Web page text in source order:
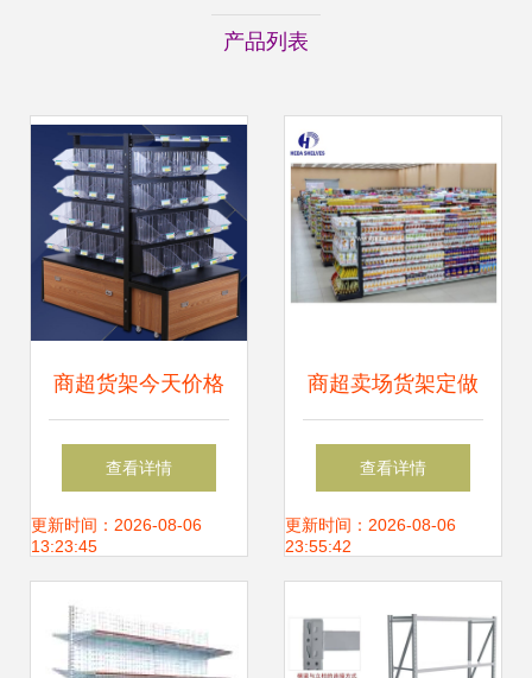
产品列表
商超货架今天价格
行情查询-尺寸式样
可选颜色货架
查看详情
更新时间：2026-08-06
13:23:45
商超卖场货架定做
查看详情
更新时间：2026-08-06
23:55:42